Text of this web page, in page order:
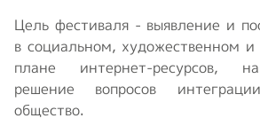
Цель фестиваля - выявление и
в социальном, художественном и
плане интернет-ресурсов,
решение вопросов
общество.